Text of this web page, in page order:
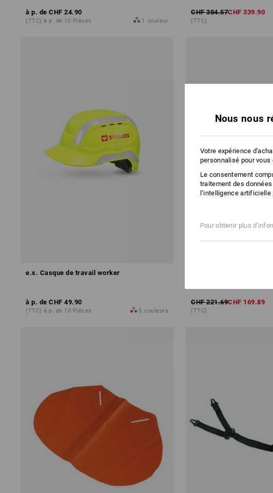
à p. de CHF 24.90
(TTC) à p. de 10 Pièces 1 couleur
CHF 384.57CHF 339.90
(TTC)
e.s. Casque de travail worker
à p. de CHF 49.90
(TTC) à p. de 10 Pièces 5 couleurs
CHF 221.69CHF 169.89
(TTC)
Nous nous
Votre expérience
personnalisé pour
Le consentement
traitement des
l’intelligence
Pour obtenir plus